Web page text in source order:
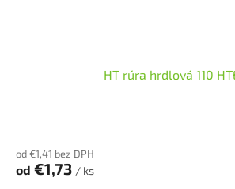
HT rúra hrdlová 110
od €1,41 bez DPH
od €1,73 / ks